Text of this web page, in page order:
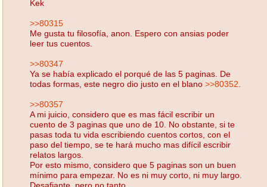
Kek
>>80315
Me gusta tu filosofía, anon. Espero con ansias poder
leer tus cuentos.
>>80347
Ya se había explicado el porqué de las 5 paginas. De
todas formas, este negro dio justo en el blano >>80352
>>80357
A mi juicio, considero que es mas fácil escribir un
cuento de 3 paginas que uno de 10. No obstante, si te
pasas toda tu vida escribiendo cuentos cortos, con el
paso del tiempo, se te hará mucho mas difícil escribir
relatos largos.
Por esto mismo, considero que 5 paginas son un buen
mínimo para empezar. No es ni muy corto, ni muy largo.